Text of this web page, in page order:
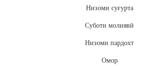
Низоми суғурта
Суботи молиявӣ
Низоми пардохт
Омор